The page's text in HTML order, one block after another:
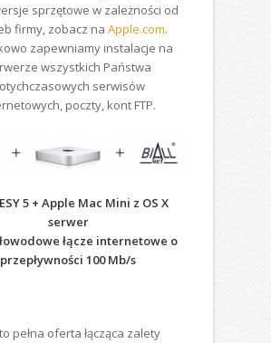
sprzętowe w zależności od
firmy, zobacz na Apple.com.
zapewniamy instalacje na
wszystkich Państwa
serwisów
poczty, kont FTP.
5 + Apple Mac Mini z OS X
serwer
łącze internetowe o
przepływności 100 Mb/s
pełna oferta łącząca zalety